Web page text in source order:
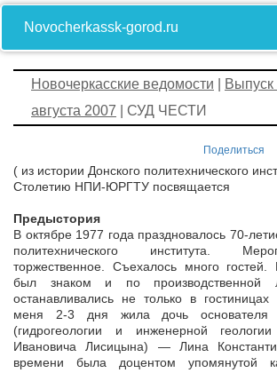
Novocherkassk-gorod.ru
Новочеркасские ведомости
августа 2007 | СУД ЧЕСТИ
Поделиться
( из истории Донского политехнического
Столетию НПИ-ЮРГТУ посвящается
Предыстория
В октябре 1977 года праздновалось 70-
политехнического института.
торжественное. Съехалось много гостей.
был знаком и по производственной
останавливались не только в
меня 2-3 дня жила дочь основателя
(гидрогеологии и инженерной
Ивановича Лисицына) — Лина
времени была доцентом упомянутой